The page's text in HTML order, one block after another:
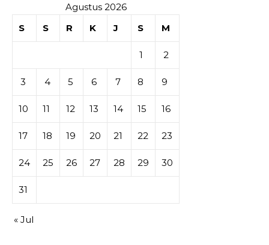
Agustus 2026
S
S R K J S M
1 2
3 4 5 6 7 8 9
10 11 12 13 14 15 16
17 18 19 20 21 22 23
24 25 26 27 28 29 30
31
« Jul